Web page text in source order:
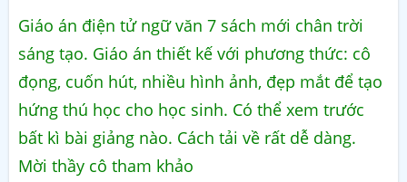
Giáo án điện tử ngữ văn 7 sách mới chân trời
sáng tạo. Giáo án thiết kế với phương thức: cô
đọng, cuốn hút, nhiều hình ảnh, đẹp mắt để tạo
hứng thú học cho học sinh. Có thể xem trước
bất kì bài giảng nào. Cách tải về rất dễ dàng.
Mời thầy cô tham khảo